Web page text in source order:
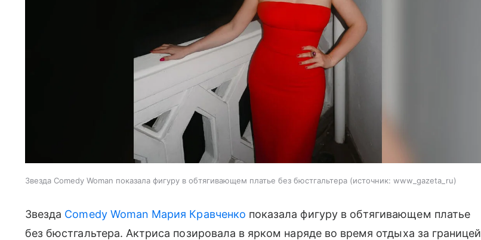
Звезда Comedy Woman показала фигуру в обтягивающем платье без бюстгальтера источник: www_gazeta_ru
Звезда Comedy Woman Мария Кравченко показала фигуру в обтягивающем платье
без бюстгальтера. Актриса позировала в ярком наряде во время отдыха за границей